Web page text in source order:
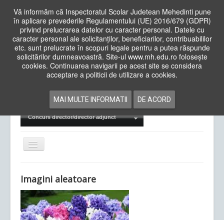
Vă informăm că Inspectoratul Scolar Judetean Mehedinti pune
în aplicare prevederile Regulamentului (UE) 2016/679 (GDPR)
privind prelucrarea datelor cu caracter personal. Datele cu
caracter personal ale solicitanților, beneficiarilor, contribuabililor
etc. sunt prelucrate în scopuri legale pentru a putea răspunde
solicitărilor dumneavoastră. Site-ul www.mh.edu.ro folosește
cookies. Continuarea navigarii pe acest site se considera
acceptare a politicii de utilizare a cookies.
MAI MULTE INFORMATII DE ACORD
Cauta
in
siteAcasa Cadre Didactice
Examene Naționale
Concurs director/director adjunct
Comută
navigarea
Imagini aleatoare